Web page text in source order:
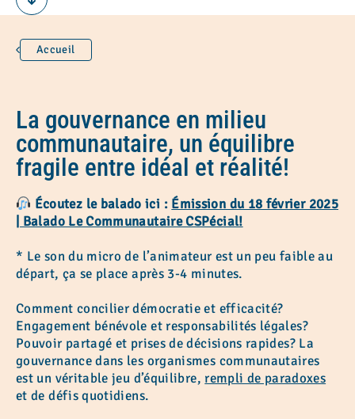
Accueil
La gouvernance en milieu
communautaire, un équilibre
fragile entre idéal et réalité!
Écoutez le balado ici : Émission du 18 février 2025
| Balado Le Communautaire CSPécial!
* Le son du micro de l’animateur est un peu faible au
départ, ça se place après 3-4 minutes.
Comment concilier démocratie et efficacité?
Engagement bénévole et responsabilités légales?
Pouvoir partagé et prises de décisions rapides? La
gouvernance dans les organismes communautaires
est un véritable jeu d’équilibre, rempli de paradoxes
et de défis quotidiens.